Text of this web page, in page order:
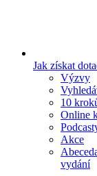
Jak získat
Výzvy
10
Online
Akce
vydání